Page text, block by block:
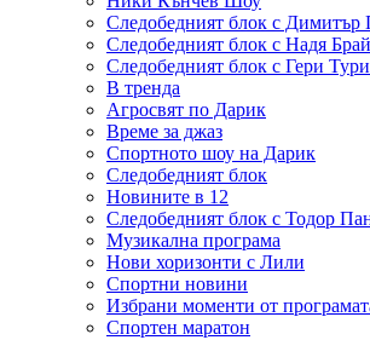
Следобедният блок с Димитър
Следобедният блок с Надя
Следобедният блок с Гери
В тренда
Агросвят по Дарик
Време за джаз
Спортното шоу на Дарик
Следобедният блок
Новините в 12
Следобедният блок с Тодор
Музикална програма
Нови хоризонти с Лили
Спортни новини
Избрани моменти от
Спортен маратон